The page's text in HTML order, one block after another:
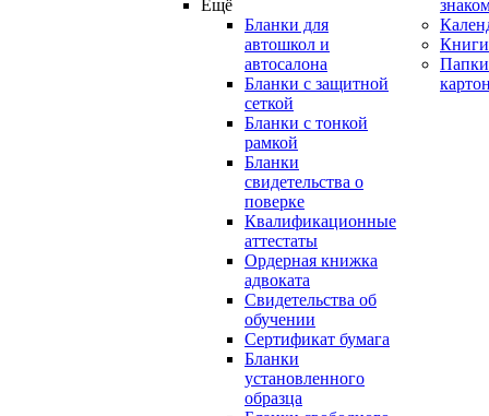
Ещё
Бланки для
автошкол и
автосалона
Бланки с защитной
сеткой
Бланки с тонкой
рамкой
Бланки
свидетельства о
поверке
Квалификационные
аттестаты
Ордерная книжка
адвоката
Свидетельства об
обучении
Сертификат бумага
Бланки
установленного
образца
Книги
Папки